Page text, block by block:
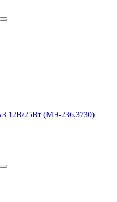
12В/25Вт (МЭ-236.3730)